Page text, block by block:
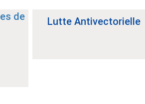
Lutte Antivectorielle